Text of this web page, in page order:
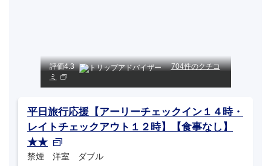
評価4.3
704件のクチコ
ミ
平日旅行応援【アーリーチェックイン１４時・
レイトチェックアウト１２時】【食事なし】
★★
禁煙 洋室 ダブル